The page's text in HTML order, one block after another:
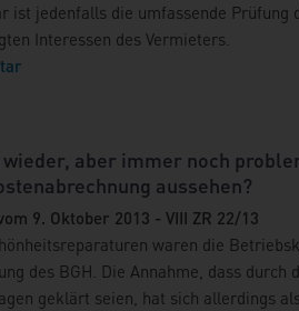
ist jedenfalls die umfassende
Interessen des Vermieters.
aber immer noch
aussehen?
9. Oktober 2013 - VIII ZR 22/13
waren die
des BGH. Die Annahme, dass
geklärt seien, hat sich allerdings